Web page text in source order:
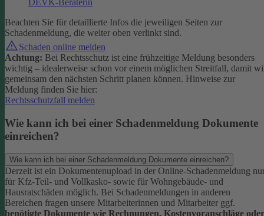
DEVK-Beraterin
Beachten Sie für detaillierte Infos die jeweiligen Seiten zur
Schadenmeldung, die weiter oben verlinkt sind.
Schaden online melden
Achtung: Bei Rechtsschutz ist eine frühzeitige Meldung besonders
wichtig – idealerweise schon vor einem möglichen Streitfall, damit
gemeinsam den nächsten Schritt planen können. Hinweise zur
Meldung finden Sie hier:
Rechtsschutzfall melden
Wie kann ich bei einer Schadenmeldung Dokumente
einreichen?
Wie kann ich bei einer Schadenmeldung Dokumente einreichen?
Derzeit ist ein Dokumentenupload in der Online-Schadenmeldung
für Kfz-Teil- und Vollkasko- sowie für Wohngebäude- und
Hausratschäden möglich. Bei Schadenmeldungen in anderen
Bereichen fragen unsere Mitarbeiterinnen und Mitarbeiter ggf.
benötigte Dokumente wie Rechnungen, Kostenvoranschläge oder